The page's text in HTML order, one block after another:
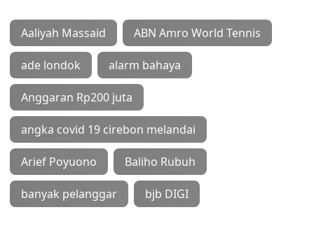
Aaliyah Massaid ABN Amro World Tennis
ade londok alarm bahaya
Anggaran Rp200 juta
angka covid 19 cirebon melandai
Arief Poyuono Baliho Rubuh
banyak pelanggar bjb DIGI